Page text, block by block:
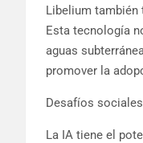
Libelium también
Esta tecnología
aguas
promover la
Desafíos
La IA tiene el